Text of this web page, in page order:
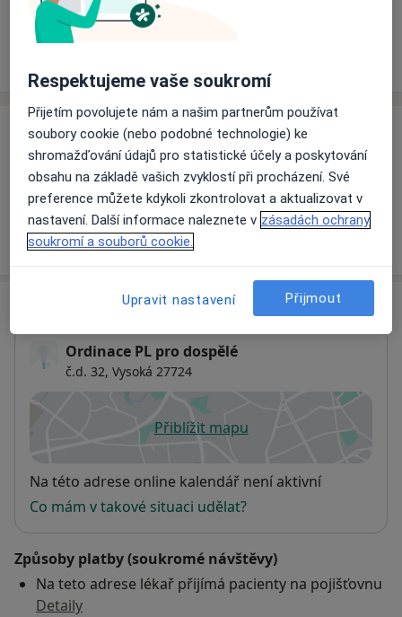
Ceník
Informace o službách a cenách nejsou k dispozici
Tento specialista ještě nepřidával žádné informace o
svých službách.
Ordinace PL pro dospělé
č.d. 32, Vysoká 27724
Přiblížit mapuse otevře v nové záložce
Dostupnost
Na této adrese online kalendář není aktivní
Co mám v takové situaci udělat?
Způsoby platby (soukromé návštěvy)
Na teto adrese lékař přijímá pacienty na pojišťovnu
Detaily
Respektujeme vaše soukromí
Přijetím povolujete nám a našim partnerům používat
soubory cookie (nebo podobné technologie) ke
shromažďování údajů pro statistické účely a poskytování
obsahu na základě vašich zvyklostí při procházení. Své
preference můžete kdykoli zkontrolovat a aktualizovat v
nastavení. Další informace naleznete v zásadách ochrany
soukromí a souborů cookie.
Upravit nastavení Přijmout